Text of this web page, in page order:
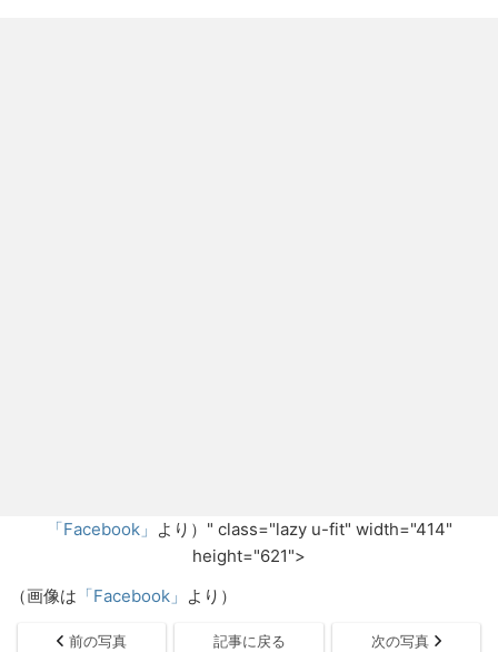
「Facebook」 より）" class="lazy u-fit" width="414"
height="621">
（画像は 「Facebook」 より）
前の写真 記事に戻る 次の写真